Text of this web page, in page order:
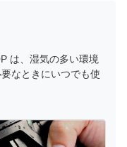
は、湿気の多い環境
なときにいつでも使